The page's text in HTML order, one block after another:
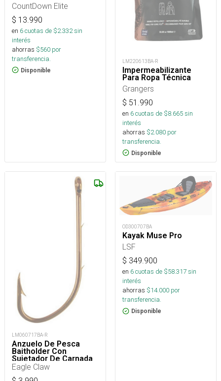
CountDown Elite
$ 13.990
en 6cuotas de $2.332sin
interés
ahorras $560 por
transferencia.
Disponible
LM220613BA-R
Impermeabilizante
Para Ropa Técnica
Grangers
$ 51.990
en 6cuotas de $8.665sin
interés
ahorras $2.080 por
transferencia.
Disponible
LM060717BA-R
Anzuelo De Pesca
Baitholder Con
Sujetador De Carnada
Eagle Claw
OD300707BA
Kayak Muse Pro
LSF
$ 349.900
en 6cuotas de $58.317sin
interés
ahorras $14.000 por
transferencia.
Disponible